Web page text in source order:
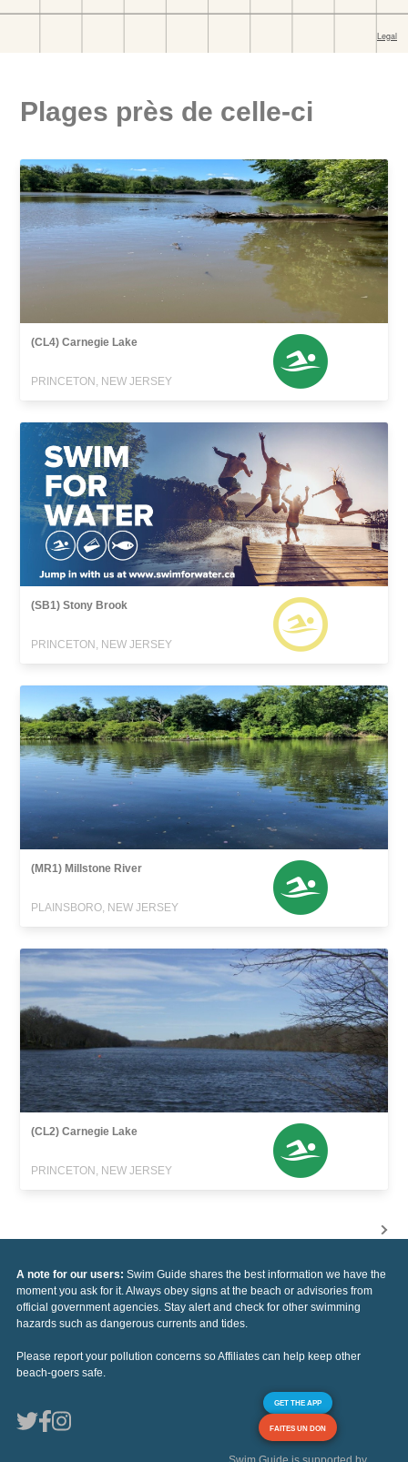
Plages près de celle-ci
(CL4) Carnegie Lake
PRINCETON, NEW JERSEY
(SB1) Stony Brook
PRINCETON, NEW JERSEY
(MR1) Millstone River
PLAINSBORO, NEW JERSEY
(CL2) Carnegie Lake
PRINCETON, NEW JERSEY
A note for our users: Swim Guide shares the best information we have the
moment you ask for it. Always obey signs at the beach or advisories from
official government agencies. Stay alert and check for other swimming
hazards such as dangerous currents and tides.
Please report your pollution concerns so Affiliates can help keep other
beach-goers safe.
GET THE APP
FAITES UN DON